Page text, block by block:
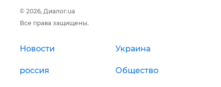
© 2026, Диалог.ua
Все права защищены.
Новости Украина
россия Общество